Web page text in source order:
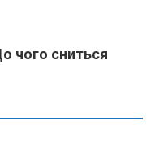
чого сниться